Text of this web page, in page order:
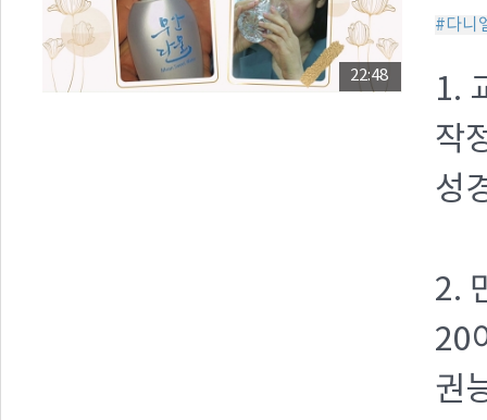
22:48
#다니
1.
작
성
2.
20
권